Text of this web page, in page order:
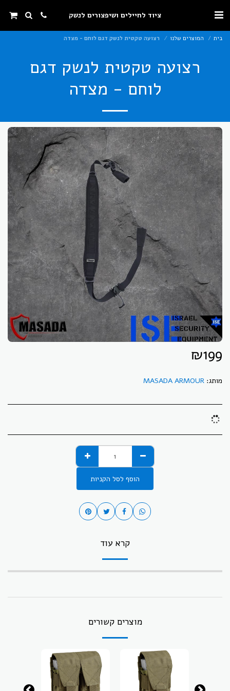
ציוד לחיילים ושיפצורים לנשק
בית המוצרים שלנו רצועה טקטית לנשק דגם לוחם - מצדה
רצועה טקטית לנשק דגם
לוחם - מצדה
₪199
מותג: MASADA ARMOUR
הוסף לסל הקניות
קרא עוד
מוצרים קשורים